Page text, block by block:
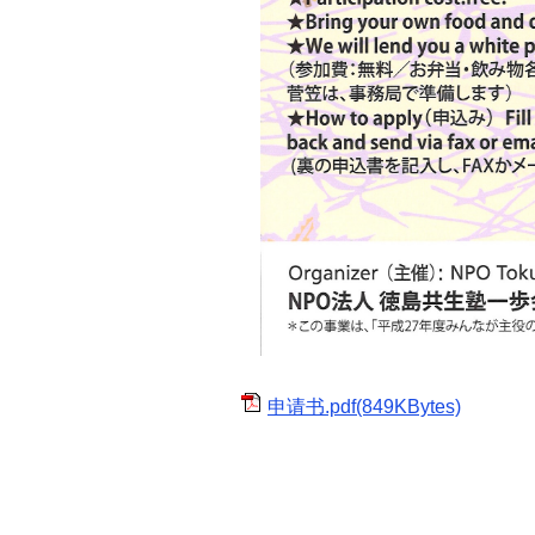
申请书.pdf(849KBytes)